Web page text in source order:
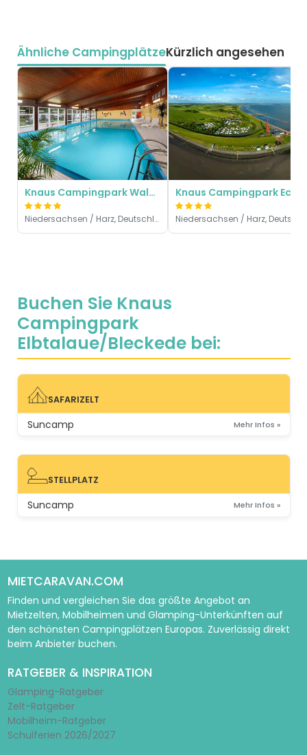
Buchen Sie Knaus
Campingpark
Elbtalaue/Bleckede bei:
SAFARIZELT
SAFARIZELT
Suncamp Mehr Infos »
STELLPLATZ
STELLPLATZ
Suncamp Mehr Infos »
Ähnliche CampingplätzeKürzlich angesehen
Knaus Campingpark Walkenried
Niedersachsen / Harz, Deutschland
MIETCARAVAN.COM
Finden und vergleichen Sie das größte Angebot an
Mietzelten, Mobilheimen und Glamping-Unterkünften auf
den schönsten Campingplätzen Europas. Zuverlässig direkt
beim Anbieter buchen.
RATGEBER & INSPIRATION
Glamping-Ratgeber
Zelt-Ratgeber
Mobilheim-Ratgeber
Schulferien 2026/2027